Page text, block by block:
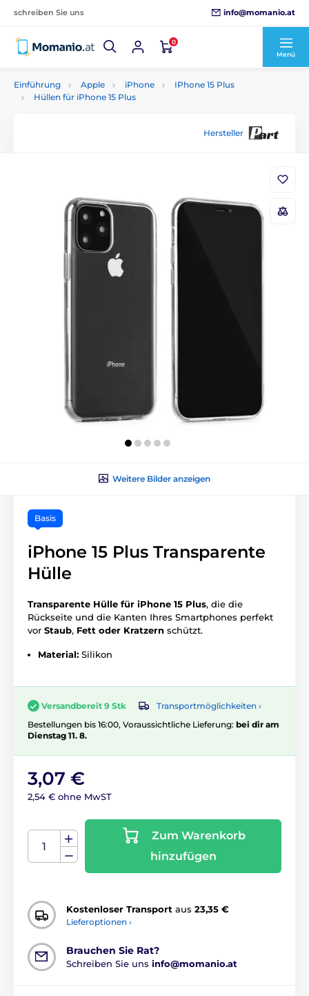
schreiben Sie uns info@momanio.at
0
Menü
Einführung Apple iPhone
IPhone 15 Plus
Hüllen für iPhone 15 Plus
Hersteller
Weitere Bilder anzeigen
Basis
iPhone 15 Plus Transparente
Hülle
Transparente Hülle für iPhone 15 Plus, die die
Rückseite und die Kanten Ihres Smartphones perfekt
vor Staub, Fett oder Kratzern schützt.
Material: Silikon
Versandbereit 9 Stk
Transportmöglichkeiten ›
Bestellungen bis 16:00, Voraussichtliche Lieferung: bei dir am
Dienstag 11. 8.
3,07 €
2,54 € ohne MwST
Zum Warenkorb
hinzufügen
Kostenloser Transport aus 23,35 €
Lieferoptionen ›
Brauchen Sie Rat?
Schreiben Sie uns info@momanio.at